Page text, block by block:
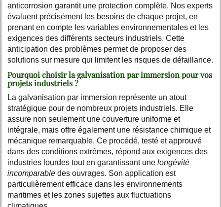
anticorrosion garantit une protection complète. Nos experts
évaluent précisément les besoins de chaque projet, en
prenant en compte les variables environnementales et les
exigences des différents secteurs industriels. Cette
anticipation des problèmes permet de proposer des
solutions sur mesure qui limitent les risques de défaillance.
Pourquoi choisir la galvanisation par immersion pour vos
projets industriels ?
La galvanisation par immersion représente un atout
stratégique pour de nombreux projets industriels. Elle
assure non seulement une couverture uniforme et
intégrale, mais offre également une résistance chimique et
mécanique remarquable. Ce procédé, testé et approuvé
dans des conditions extrêmes, répond aux exigences des
industries lourdes tout en garantissant une longévité
incomparable des ouvrages. Son application est
particulièrement efficace dans les environnements
maritimes et les zones sujettes aux fluctuations